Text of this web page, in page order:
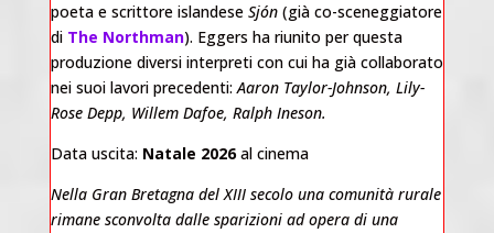
poeta e scrittore islandese Sjón(già co-sceneggiatore
di The Northman). Eggers ha riunito per questa
produzione diversi interpreti con cui ha già collaborato
nei suoi lavori precedenti: Aaron Taylor-Johnson, Lily-
Rose Depp, Willem Dafoe, Ralph Ineson.
Data uscita: Natale 2026al cinema
Nella Gran Bretagna del XIII secolo una comunità rurale
rimane sconvolta dalle sparizioni ad opera di una